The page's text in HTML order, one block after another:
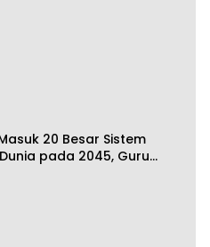
20 Besar Sistem
pada 2045, Guru
hingga 100 Persen